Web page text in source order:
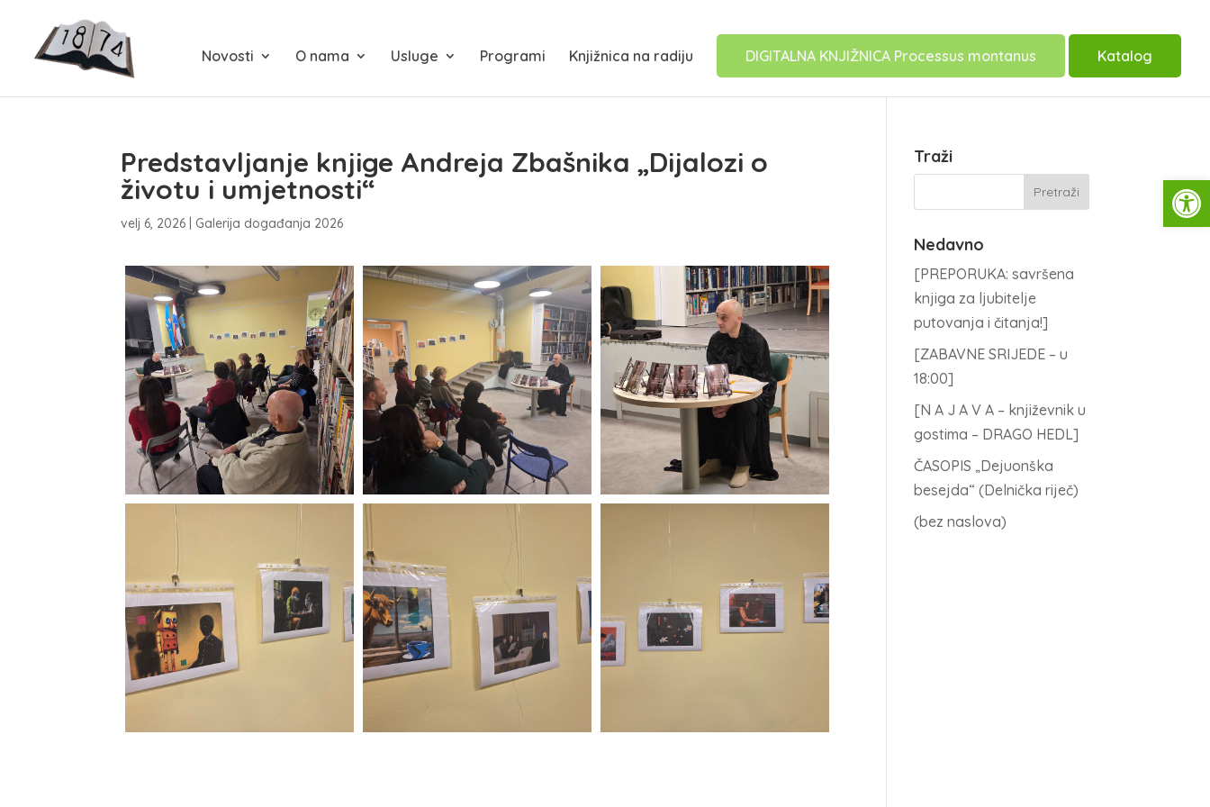
Novosti O nama Usluge Programi Knjižnica na radiju DIGITALNA KNJIŽNICA Processus montanus Katalog
Predstavljanje knjige Andreja Zbašnika „Dijalozi o
životu i umjetnosti“
velj 6, 2026 Galerija događanja 2026
Traži
Nedavno
[PREPORUKA: savršena
knjiga za ljubitelje
putovanja i čitanja!]
[ZABAVNE SRIJEDE – u
18:00]
[N A J A V A – književnik u
gostima – DRAGO HEDL]
ČASOPIS „Dejuonška
besejda“ (Delnička riječ)
(bez naslova)